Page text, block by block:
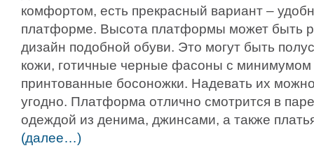
комфортом, есть прекрасный вариант –
платформе. Высота платформы может быть
дизайн подобной обуви. Это могут быть
кожи, готичные черные фасоны с минимумом
принтованные босоножки. Надевать их
угодно. Платформа отлично смотрится в
одеждой из денима, джинсами, а также
(далее…)